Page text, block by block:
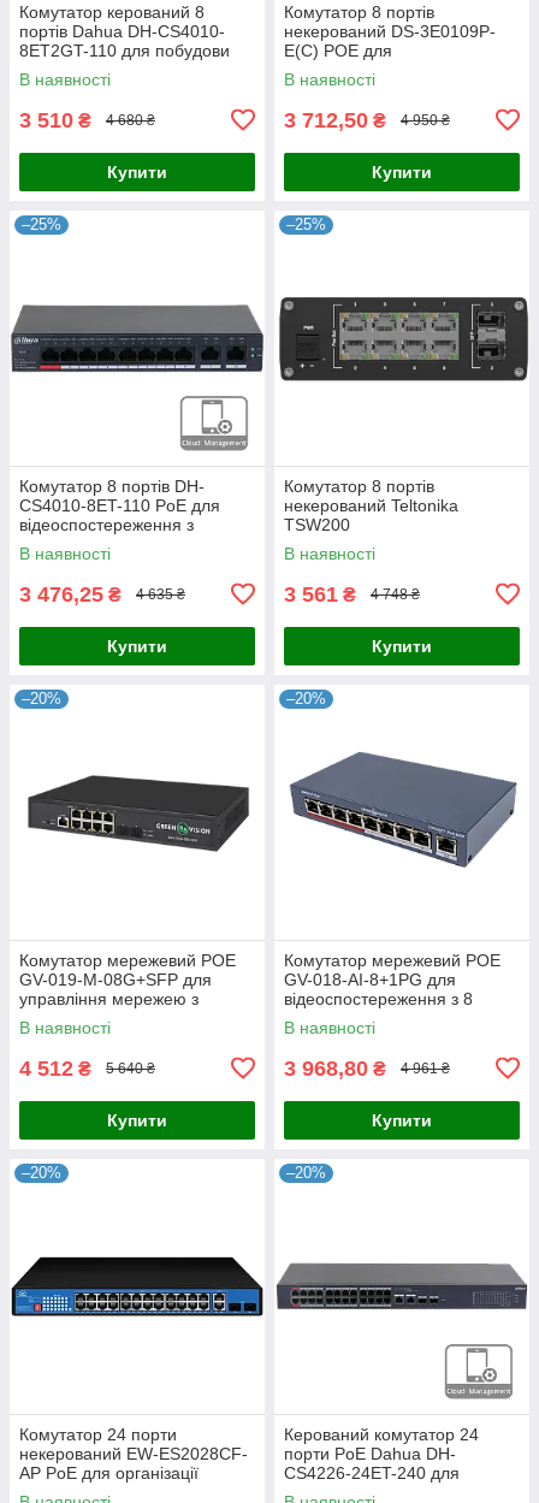
Комутатор керований 8
портів Dahua DH-CS4010-
8ET2GT-110 для побудови
мережі з PoE, 110 Вт,
10/100/1000M, робоча
В наявності
3 510 ₴ 4 680 ₴
Купити
Комутатор 8 портів
некерований DS-3E0109P-
E(C) POE для
відеоспостереження з
підтримкою PoE, 8x RJ45,
В наявності
3 712,50 ₴ 4 950 ₴
Купити
–25%
Комутатор 8 портів DH-
CS4010-8ET-110 PoE для
відеоспостереження з
підтримкою IEEE802.3bt,
бюджетом 110 Вт, 2x uplink
В наявності
3 476,25 ₴ 4 635 ₴
Купити
–25%
Комутатор 8 портів
некерований Teltonika
TSW200
В наявності
3 561 ₴ 4 748 ₴
Купити
–20%
Комутатор мережевий POE
GV-019-M-08G+SFP для
управління мережею з
підтримкою PoE та оптичним
підключенням
В наявності
4 512 ₴ 5 640 ₴
Купити
–20%
Комутатор мережевий POE
GV-018-AI-8+1PG для
відеоспостереження з 8
портами 10/100 Mbit та
підтримкою живлення на
В наявності
3 968,80 ₴ 4 961 ₴
Купити
–20%
Комутатор 24 порти
некерований EW-ES2028CF-
AP PoE для організації
мережевої інфраструктури з
–20%
Керований комутатор 24
порти PoE Dahua DH-
CS4226-24ET-240 для
організації мережі та